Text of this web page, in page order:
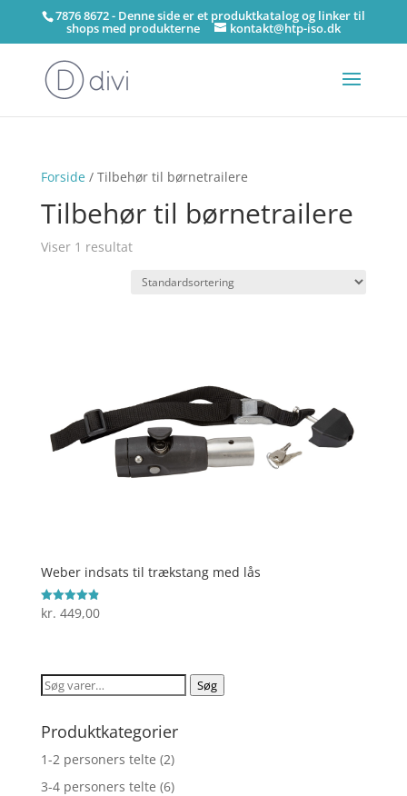
7876 8672 - Denne side er et produktkatalog og linker til
shops med produkterne kontakt@htp-iso.dk
Forside/ Tilbehør til børnetrailere
Tilbehør til børnetrailere
Viser 1 resultat
Weber indsats til trækstang med lås
Vurderet
4.9
kr. 449,00
Søg
Søg
Produktkategorier
1-2 personers telte (2)
3-4 personers telte (6)